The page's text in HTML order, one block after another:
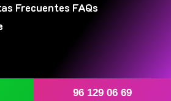
Frecuentes FAQs
96 129 06 69